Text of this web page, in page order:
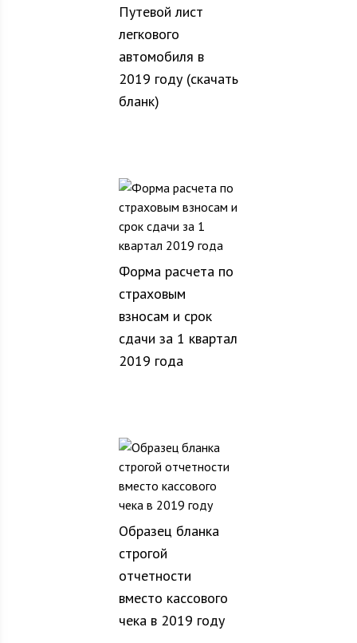
Путевой лист
легкового
автомобиля в
2019 году (скачать
бланк)
Форма расчета по
страховым
взносам и срок
сдачи за 1 квартал
2019 года
Образец бланка
строгой
отчетности
вместо кассового
чека в 2019 году